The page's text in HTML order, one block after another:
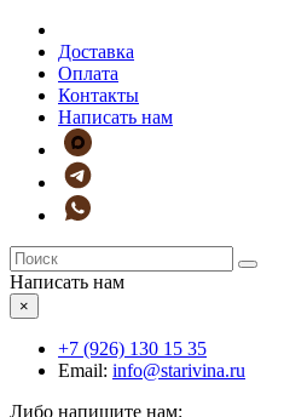
Доставка
Оплата
Контакты
Написать нам
Написать нам
×
+7 (926) 130 15 35
Email: info@starivina.ru
Либо напишите нам: